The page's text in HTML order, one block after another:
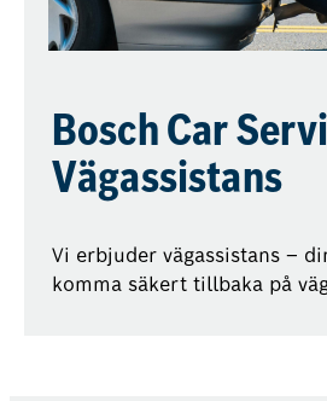
Bosch Car
Vägassistans
Vi erbjuder vägassistans –
komma säkert tillbaka på